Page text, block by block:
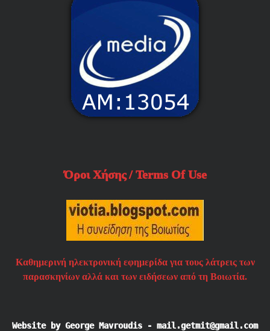
Όροι Χήσης / Terms Of Use
Καθημερινή ηλεκτρονική εφημερίδα για τους λάτρεις των
παρασκηνίων αλλά και των ειδήσεων από τη Βοιωτία.
Website by George Mavroudis - mail.getmit@gmail.com